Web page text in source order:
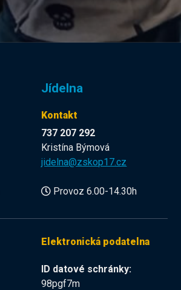
Jídelna
Kontakt
737 207 292
Kristína Býmová
jidelna@zskop17.cz
Provoz 6.00-14.30h
Elektronická podatelna
ID datové schránky:
98pgf7m